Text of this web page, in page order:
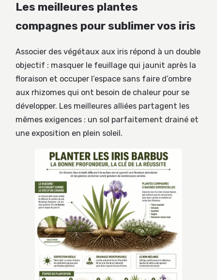
Les meilleures plantes
compagnes pour sublimer vos iris
Associer des végétaux aux iris répond à un double
objectif : masquer le feuillage qui jaunit après la
floraison et occuper l’espace sans faire d’ombre
aux rhizomes qui ont besoin de chaleur pour se
développer. Les meilleures alliées partagent les
mêmes exigences : un sol parfaitement drainé et
une exposition en plein soleil.